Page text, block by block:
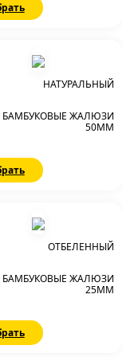
НАТУРАЛЬНЫЙ
БАМБУКОВЫЕ ЖАЛЮЗИ
50ММ
ОТБЕЛЕННЫЙ
БАМБУКОВЫЕ ЖАЛЮЗИ
25ММ